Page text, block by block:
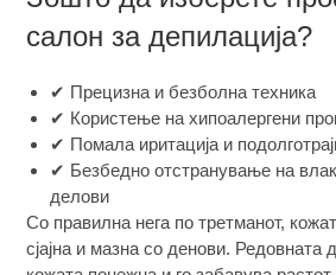
салон за депилација?
✔ Прецизна и безболна техника
✔ Користење на хипоалергени
✔ Помала иритација и
✔ Безбедно отстранување на
делови
Со правилна нега по третманот,
сјајна и мазна со денови. Редовната